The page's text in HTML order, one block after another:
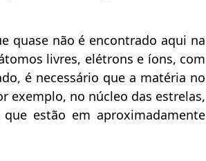
quase não é encontrado aqui na
livres, elétrons e íons, com
é necessário que a matéria no
exemplo, no núcleo das estrelas,
estão em aproximadamente